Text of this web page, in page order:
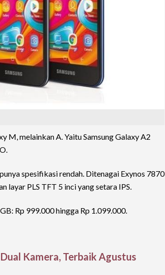
M, melainkan A. Yaitu Samsung Galaxy A2
spesifikasi rendah. Ditenagai Exynos 7870
layar PLS TFT 5 inci yang setara IPS.
Rp 999.000 hingga Rp 1.099.000.
Kamera, Terbaik Agustus